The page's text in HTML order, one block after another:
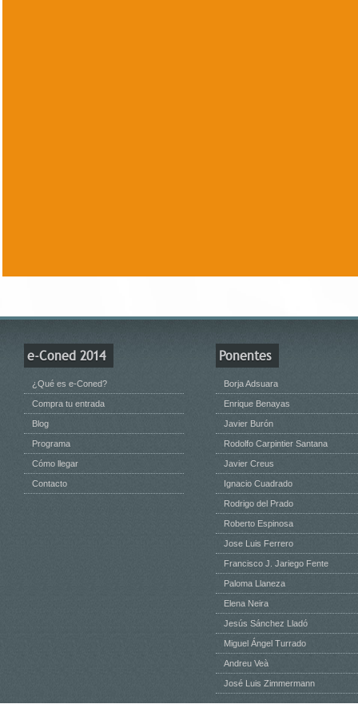
e-Coned 2014
¿Qué es e-Coned?
Compra tu entrada
Blog
Programa
Cómo llegar
Contacto
Ponentes
Borja Adsuara
Enrique Benayas
Javier Burón
Rodolfo Carpintier Santana
Javier Creus
Ignacio Cuadrado
Rodrigo del Prado
Roberto Espinosa
Jose Luis Ferrero
Francisco J. Jariego Fente
Paloma Llaneza
Elena Neira
Jesús Sánchez Lladó
Miguel Ángel Turrado
Andreu Veà
José Luis Zimmermann